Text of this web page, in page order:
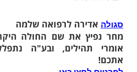
זרקו עליו אבן גדולה,
מגיע לבקר אותו
למה מגיע לי עונש